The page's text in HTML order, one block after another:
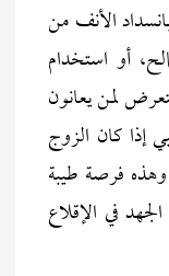
الأنف من
أو استخدام
لمن يعانون
إذا كان الزوج
فرصة طيبة
في الإقلاع